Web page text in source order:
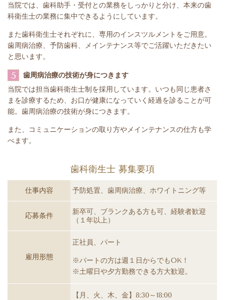
当院では、歯科助手・受付との業務をしっかりと分け、本来の歯
科衛生士の業務に集中できるようにしています。
また歯科衛生士それぞれに、専用のインスツルメントをご用意。
歯周病治療、予防歯科、メインテナンス等でご活躍いただきたい
と思います。
5 歯周病治療の技術が身につきます
当院では担当歯科衛生士制を採用しています。いつも同じ患者さ
まを診療するため、お口が健康になっていく経過を診ることが可
能。歯周病治療の技術が身につきます。
また、コミュニケーションの取り方やメインテナンスの仕方も学
べます。
歯科衛生士 募集要項
仕事内容 予防処置、歯周病治療、ホワイトニング等
応募条件
新卒可、ブランクある方も可、経験者歓迎
（１年以上）
雇用形態
正社員、パート
※パートの方は週１日からでもOK！
※土曜日や夕方勤務できる方大歓迎。
【月、火、木、金】8:30～18:00